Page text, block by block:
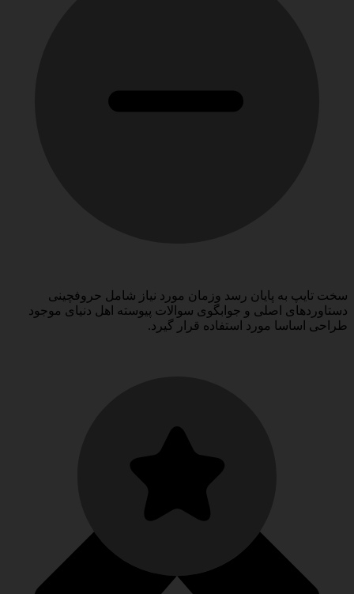
سخت تایپ به پایان رسد وزمان مورد نیاز شامل حروفچینی
دستاوردهای اصلی و جوابگوی سوالات پیوسته اهل دنیای موجود
طراحی اساسا مورد استفاده قرار گیرد.